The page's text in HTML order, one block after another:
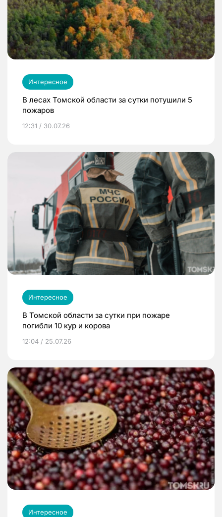
Интересное
В лесах Томской области за сутки потушили 5
пожаров
12:31 / 30.07.26
Интересное
В Томской области за сутки при пожаре
погибли 10 кур и корова
12:04 / 25.07.26
Интересное